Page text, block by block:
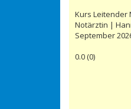
Kurs Leitender
Notärztin |
September
0.0(0)